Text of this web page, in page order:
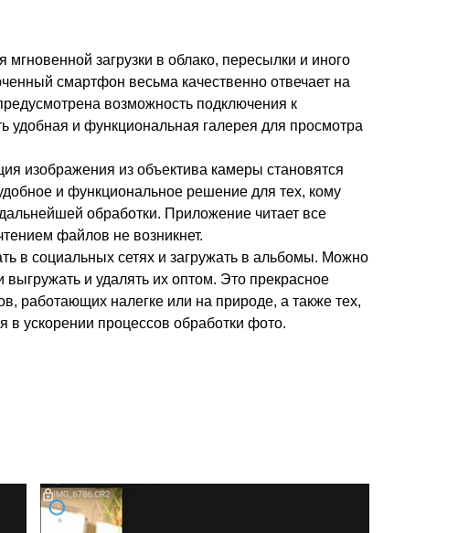
загрузки в облако, пересылки и иного
смартфон весьма качественно отвечает на
возможность подключения к
удобная и функциональная галерея для просмотра
изображения из объектива камеры становятся
и функциональное решение для тех, кому
обработки. Приложение читает все
файлов не возникнет.
в социальных сетях и загружать в альбомы. Можно
и удалять их оптом. Это прекрасное
работающих налегке или на природе, а также тех,
в ускорении процессов обработки фото.